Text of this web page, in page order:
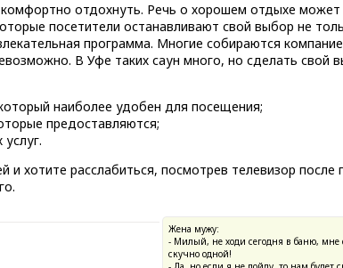
отдохнуть. Речь о хорошем отдыхе может
посетители останавливают свой выбор не
программа. Многие собираются
В Уфе таких саун много, но сделать свой
наиболее удобен для посещения;
предоставляются;
и хотите расслабиться, посмотрев телевизор
Жена мужу:
- Милый, не ходи сегодня в баню, мне
скучно одной!